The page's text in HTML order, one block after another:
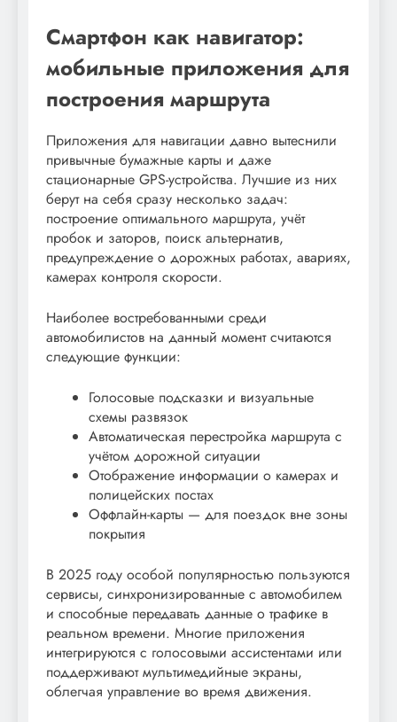
Смартфон как навигатор:
мобильные приложения для
построения маршрута
Приложения для навигации давно вытеснили
привычные бумажные карты и даже
стационарные GPS-устройства. Лучшие из них
берут на себя сразу несколько задач:
построение оптимального маршрута, учёт
пробок и заторов, поиск альтернатив,
предупреждение о дорожных работах, авариях,
камерах контроля скорости.
Наиболее востребованными среди
автомобилистов на данный момент считаются
следующие функции:
Голосовые подсказки и визуальные
схемы развязок
Автоматическая перестройка маршрута с
учётом дорожной ситуации
Отображение информации о камерах и
полицейских постах
Оффлайн-карты — для поездок вне зоны
покрытия
В 2025 году особой популярностью пользуются
сервисы, синхронизированные с автомобилем
и способные передавать данные о трафике в
реальном времени. Многие приложения
интегрируются с голосовыми ассистентами или
поддерживают мультимедийные экраны,
облегчая управление во время движения.